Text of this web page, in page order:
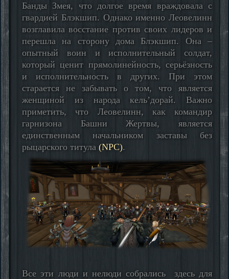
Банды Змея, что долгое время враждовала с
гвардией Блэкшип. Однако именно Леовелинн
возглавила восстание против своих лидеров и
перешла на сторону дома Блэкшип. Она –
опытный воин и исполнительный солдат,
который ценит прямолинейность, серьёзность
и исполнительность в других. При этом
старается не забывать о том, что является
женщиной из народа кель’дорай. Важно
приметить, что Леовелинн, как командир
гарнизона Башни Жертвы, является
единственным начальником заставы без
рыцарского титула (NPC).
Все эти люди и нелюди собрались здесь для